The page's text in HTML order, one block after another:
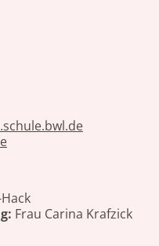
Frau Carina Krafzick